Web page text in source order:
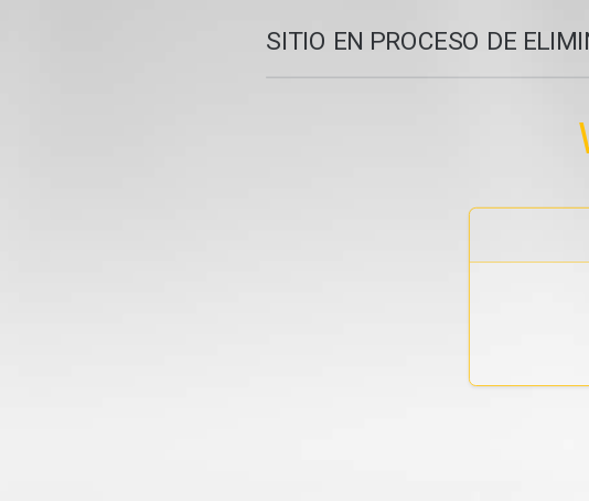
SITIO EN PROCESO DE